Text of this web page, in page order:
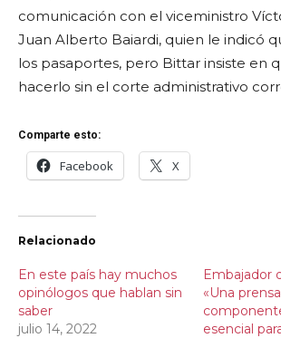
comunicación con el viceministro
Juan Alberto Baiardi, quien le indicó
los pasaportes, pero Bittar insiste en
hacerlo sin el corte administrativo
Comparte esto:
Facebook X
Relacionado
En este país hay muchos
opinólogos que hablan sin
saber
julio 14, 2022
Embajador
«Una
esencial